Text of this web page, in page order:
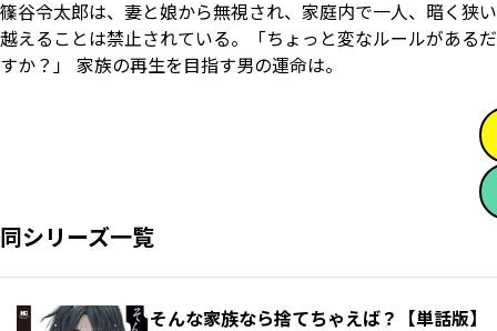
篠谷令太郎は、妻と娘から無視され、家庭内で一人、暗く狭
越えることは禁止されている。「ちょっと変なルールがある
すか？」 家族の再生を目指す男の運命は――。
同シリーズ一覧
そんな家族なら捨てちゃえば？【単話版